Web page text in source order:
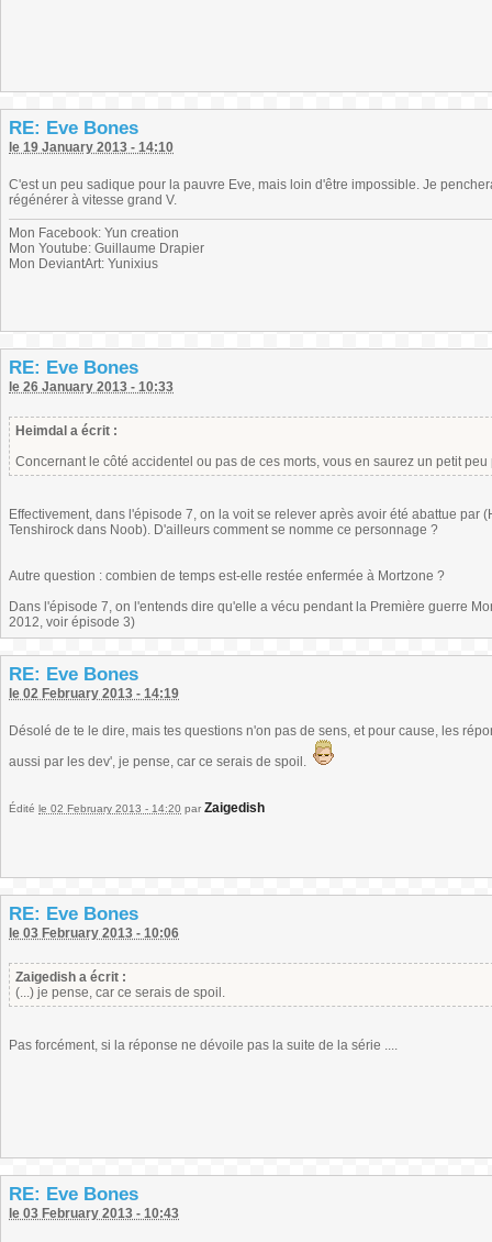
RE: Eve Bones
le 19 January 2013 - 14:10
C'est un peu sadique pour la pauvre Eve, mais loin d'être impossible. Je
régénérer à vitesse grand V.
Mon Facebook: Yun creation
Mon Youtube: Guillaume Drapier
Mon DeviantArt: Yunixius
RE: Eve Bones
le 26 January 2013 - 10:33
Heimdal a écrit :
Concernant le côté accidentel ou pas de ces morts, vous en saurez un petit
Effectivement, dans l'épisode 7, on la voit se relever après avoir été abattue
Tenshirock dans Noob). D'ailleurs comment se nomme ce personnage ?
Autre question : combien de temps est-elle restée enfermée à Mortzone ?
Dans l'épisode 7, on l'entends dire qu'elle a vécu pendant la Première guerre
2012, voir épisode 3)
RE: Eve Bones
le 02 February 2013 - 14:19
Désolé de te le dire, mais tes questions n'on pas de sens, et pour cause, les
aussi par les dev', je pense, car ce serais de spoil.
Édité le 02 February 2013 - 14:20 par Zaigedish
RE: Eve Bones
le 03 February 2013 - 10:06
Zaigedish a écrit :
(...) je pense, car ce serais de spoil.
Pas forcément, si la réponse ne dévoile pas la suite de la série ....
RE: Eve Bones
le 03 February 2013 - 10:43